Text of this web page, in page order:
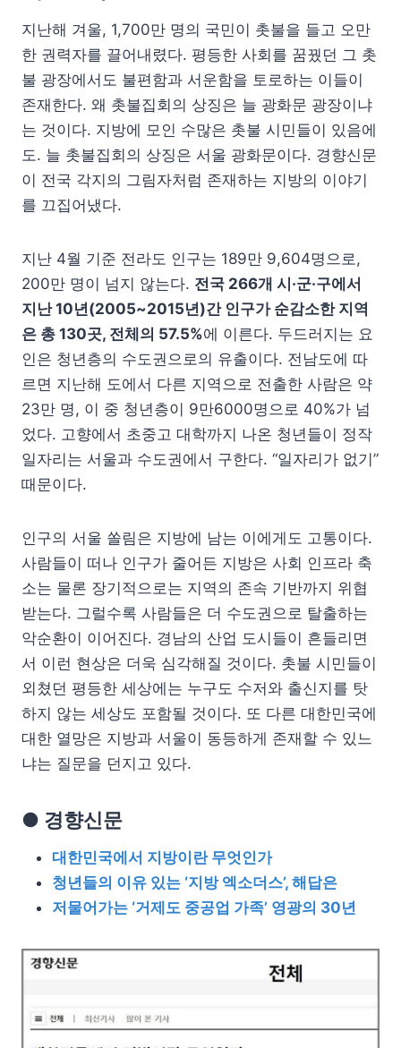
지난해 겨울, 1,700만 명의 국민이 촛불을 들고 오만
한 권력자를 끌어내렸다. 평등한 사회를 꿈꿨던 그 촛
불 광장에서도 불편함과 서운함을 토로하는 이들이
존재한다. 왜 촛불집회의 상징은 늘 광화문 광장이냐
는 것이다. 지방에 모인 수많은 촛불 시민들이 있음에
도. 늘 촛불집회의 상징은 서울 광화문이다. 경향신문
이 전국 각지의 그림자처럼 존재하는 지방의 이야기
를 끄집어냈다.
지난 4월 기준 전라도 인구는 189만 9,604명으로,
200만 명이 넘지 않는다. 전국 266개 시·군·구에서
지난 10년(2005~2015년)간 인구가 순감소한 지역
은 총 130곳, 전체의 57.5%에 이른다. 두드러지는 요
인은 청년층의 수도권으로의 유출이다. 전남도에 따
르면 지난해 도에서 다른 지역으로 전출한 사람은 약
23만 명, 이 중 청년층이 9만6000명으로 40%가 넘
었다. 고향에서 초중고 대학까지 나온 청년들이 정작
일자리는 서울과 수도권에서 구한다. “일자리가 없기”
때문이다.
인구의 서울 쏠림은 지방에 남는 이에게도 고통이다.
사람들이 떠나 인구가 줄어든 지방은 사회 인프라 축
소는 물론 장기적으로는 지역의 존속 기반까지 위협
받는다. 그럴수록 사람들은 더 수도권으로 탈출하는
악순환이 이어진다. 경남의 산업 도시들이 흔들리면
서 이런 현상은 더욱 심각해질 것이다. 촛불 시민들이
외쳤던 평등한 세상에는 누구도 수저와 출신지를 탓
하지 않는 세상도 포함될 것이다. 또 다른 대한민국에
대한 열망은 지방과 서울이 동등하게 존재할 수 있느
냐는 질문을 던지고 있다.
● 경향신문
대한민국에서 지방이란 무엇인가
청년들의 이유 있는 ‘지방 엑소더스’, 해답은
저물어가는 ‘거제도 중공업 가족’ 영광의 30년